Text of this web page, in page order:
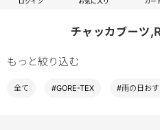
チャッカブーツ
もっと絞り込む
全て #GORE-TEX #雨の日お